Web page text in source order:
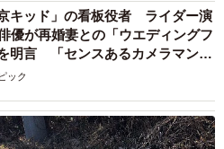
キッド」の看板役者 ライダー演
優が再婚妻との「ウエディングフ
明言 「センスあるカメラマン求
ック